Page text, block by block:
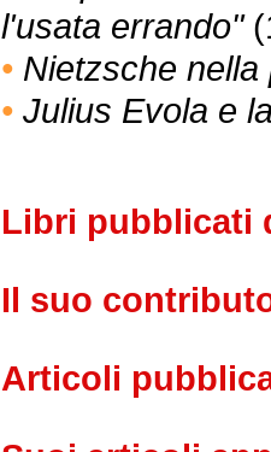
l'usata errando"
• Nietzsche
• Julius Evola e
Libri pubblicati
Il suo
Articoli